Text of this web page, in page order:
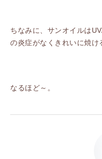
ちなみに、サンオイルは
の炎症がなくきれいに焼け
なるほど～。